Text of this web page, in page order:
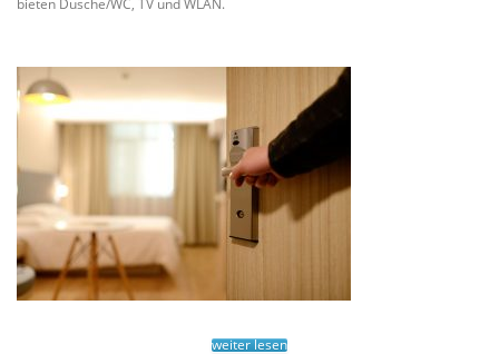
bieten Dusche/WC, TV und WLAN.
weiter lesen